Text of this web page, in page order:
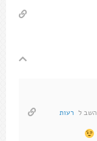
השב ל רעות